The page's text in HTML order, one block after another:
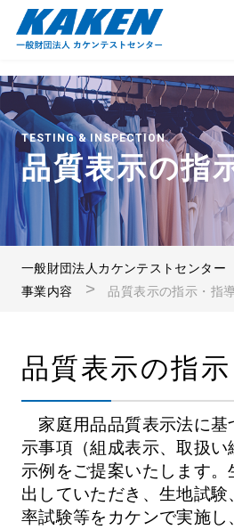
TESTING & INSPECTION
品質表示の指
一般財団法人カケンテストセンター
事業内容
品質表示の指示・指導
品質表示の指
家庭用品品質表示法に基
示事項（組成表示、取扱
示例をご提案いたします
出していただき、生地試験
率試験等をカケンで実施し